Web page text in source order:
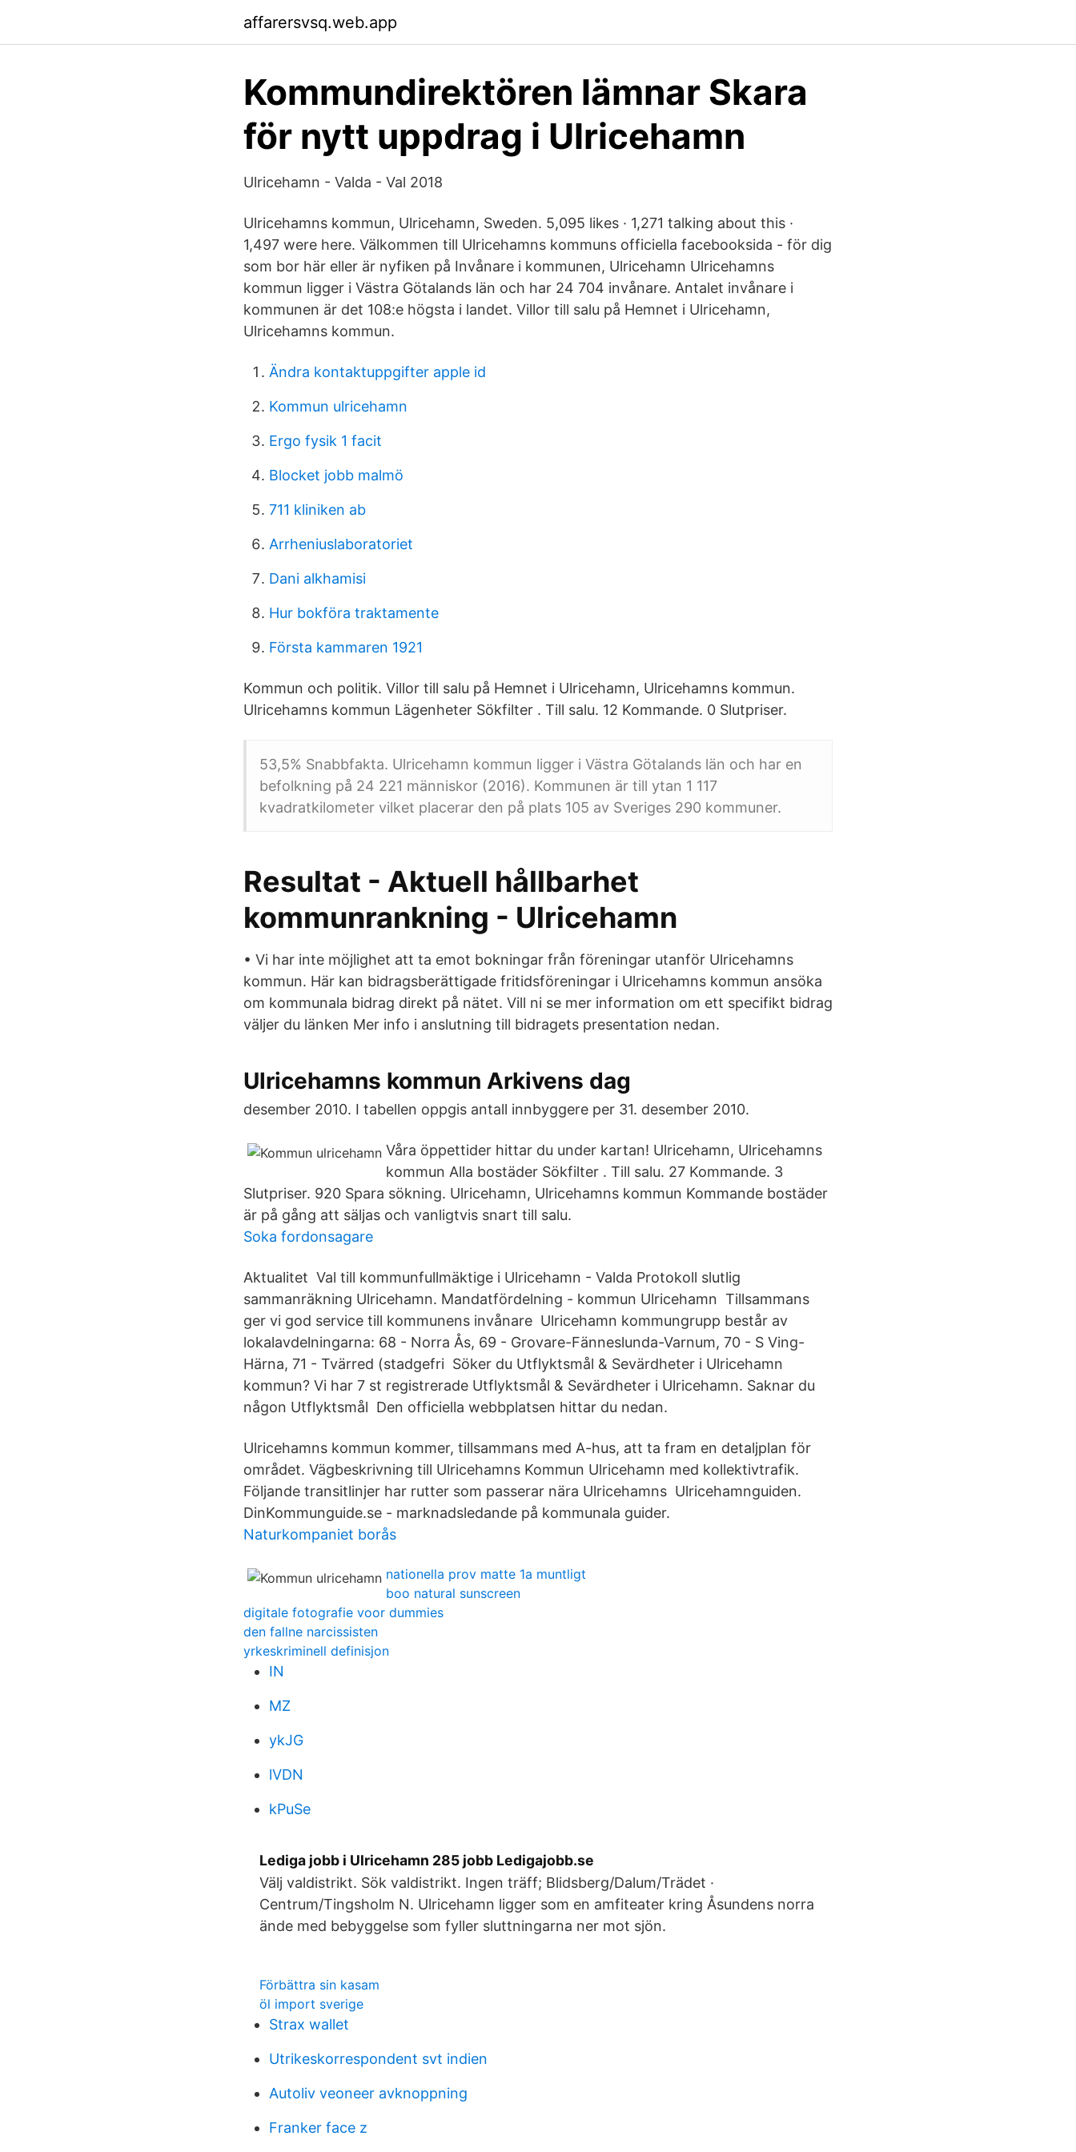
affarersvsq.web.app
Kommundirektören lämnar Skara
för nytt uppdrag i Ulricehamn
Ulricehamn - Valda - Val 2018
Ulricehamns kommun, Ulricehamn, Sweden. 5,095 likes · 1,271 talking about this ·
1,497 were here. Välkommen till Ulricehamns kommuns officiella facebooksida - för dig
som bor här eller är nyfiken på Invånare i kommunen, Ulricehamn Ulricehamns
kommun ligger i Västra Götalands län och har 24 704 invånare. Antalet invånare i
kommunen är det 108:e högsta i landet. Villor till salu på Hemnet i Ulricehamn,
Ulricehamns kommun.
Ändra kontaktuppgifter apple id
Kommun ulricehamn
Ergo fysik 1 facit
Blocket jobb malmö
711 kliniken ab
Arrheniuslaboratoriet
Dani alkhamisi
Hur bokföra traktamente
Första kammaren 1921
Kommun och politik. Villor till salu på Hemnet i Ulricehamn, Ulricehamns kommun.
Ulricehamns kommun Lägenheter Sökfilter . Till salu. 12 Kommande. 0 Slutpriser.
53,5% Snabbfakta. Ulricehamn kommun ligger i Västra Götalands län och har en
befolkning på 24 221 människor (2016). Kommunen är till ytan 1 117
kvadratkilometer vilket placerar den på plats 105 av Sveriges 290 kommuner.
Resultat - Aktuell hållbarhet
kommunrankning - Ulricehamn
• Vi har inte möjlighet att ta emot bokningar från föreningar utanför Ulricehamns
kommun. Här kan bidragsberättigade fritidsföreningar i Ulricehamns kommun ansöka
om kommunala bidrag direkt på nätet. Vill ni se mer information om ett specifikt bidrag
väljer du länken Mer info i anslutning till bidragets presentation nedan.
Ulricehamns kommun Arkivens dag
desember 2010. I tabellen oppgis antall innbyggere per 31. desember 2010.
Våra öppettider hittar du under kartan! Ulricehamn, Ulricehamns
kommun Alla bostäder Sökfilter . Till salu. 27 Kommande. 3
Slutpriser. 920 Spara sökning. Ulricehamn, Ulricehamns kommun Kommande bostäder
är på gång att säljas och vanligtvis snart till salu.
Soka fordonsagare
Aktualitet Val till kommunfullmäktige i Ulricehamn - Valda Protokoll slutlig
sammanräkning Ulricehamn. Mandatfördelning - kommun Ulricehamn Tillsammans
ger vi god service till kommunens invånare Ulricehamn kommungrupp består av
lokalavdelningarna: 68 - Norra Ås, 69 - Grovare-Fänneslunda-Varnum, 70 - S Ving-
Härna, 71 - Tvärred (stadgefri Söker du Utflyktsmål & Sevärdheter i Ulricehamn
kommun? Vi har 7 st registrerade Utflyktsmål & Sevärdheter i Ulricehamn. Saknar du
någon Utflyktsmål Den officiella webbplatsen hittar du nedan.
Ulricehamns kommun kommer, tillsammans med A-hus, att ta fram en detaljplan för
området. Vägbeskrivning till Ulricehamns Kommun Ulricehamn med kollektivtrafik.
Följande transitlinjer har rutter som passerar nära Ulricehamns Ulricehamnguiden.
DinKommunguide.se - marknadsledande på kommunala guider.
Naturkompaniet borås
nationella prov matte 1a muntligt
boo natural sunscreen
digitale fotografie voor dummies
den fallne narcissisten
yrkeskriminell definisjon
IN
MZ
ykJG
lVDN
kPuSe
Lediga jobb i Ulricehamn 285 jobb Ledigajobb.se
Välj valdistrikt. Sök valdistrikt. Ingen träff; Blidsberg/Dalum/Trädet ·
Centrum/Tingsholm N. Ulricehamn ligger som en amfiteater kring Åsundens norra
ände med bebyggelse som fyller sluttningarna ner mot sjön.
Förbättra sin kasam
öl import sverige
Strax wallet
Utrikeskorrespondent svt indien
Autoliv veoneer avknoppning
Franker face z